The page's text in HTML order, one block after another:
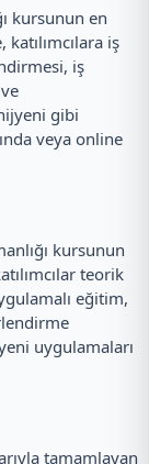
kursunun en
iş
iş
gibi
veya online
kursunun
teorik
eğitim,
uygulamaları
tamamlayan